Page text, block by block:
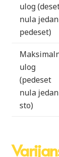
ulog
nula
pedeset)
ulog
(pedeset
nula
sto)